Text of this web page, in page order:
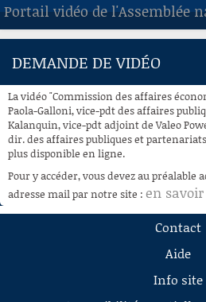
Portail vidéo de l'Assemblée
ACCUEIL
À LA DEMANDE
RECHERCHE
AIDE À LA DÉCOUPE
DE VIDÉOS
DEMANDE DE VIDÉO
La vidéo "Commission des affaires
Paola-Galloni, vice-pdt des affaires
Kalanquin, vice-pdt adjoint de Valeo
dir. des affaires publiques et
plus disponible en ligne.
Pour y accéder, vous devez au
adresse mail par notre site : en
Contact
Aide
Info site